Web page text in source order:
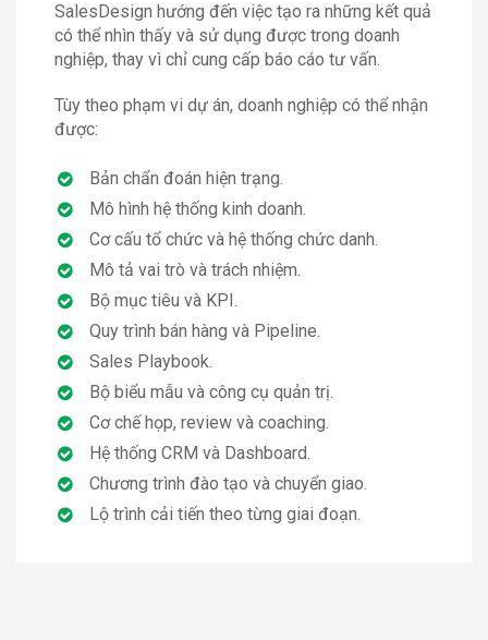
SalesDesign hướng đến việc tạo ra những kết quả
có thể nhìn thấy và sử dụng được trong doanh
nghiệp, thay vì chỉ cung cấp báo cáo tư vấn.
Tùy theo phạm vi dự án, doanh nghiệp có thể nhận
được:
Bản chẩn đoán hiện trạng.
Mô hình hệ thống kinh doanh.
Cơ cấu tổ chức và hệ thống chức danh.
Mô tả vai trò và trách nhiệm.
Bộ mục tiêu và KPI.
Quy trình bán hàng và Pipeline.
Sales Playbook.
Bộ biểu mẫu và công cụ quản trị.
Cơ chế họp, review và coaching.
Hệ thống CRM và Dashboard.
Chương trình đào tạo và chuyển giao.
Lộ trình cải tiến theo từng giai đoạn.